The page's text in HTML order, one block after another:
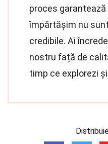
proces
împărtășim nu
credibile. Ai
nostru față de
timp ce explorezi